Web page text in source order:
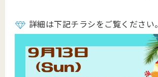
詳細は下記チラシをご覧ください。